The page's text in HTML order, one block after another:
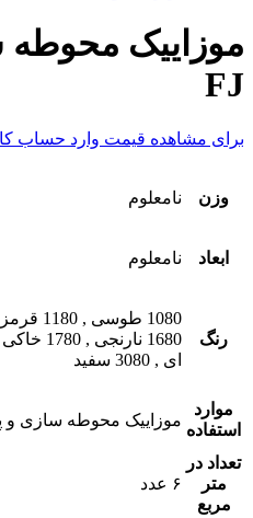
موزاییک محوطه
FJ
برای مشاهده قیمت وارد حساب
وزن نامعلوم
ابعاد نامعلوم
رنگ
1080 طوسی , 1180 قرمز
1680 نارنجی
, 1780 خاکی
ای , 3080 سفید
موارد
استفاده
موزاییک محوطه سازی و
تعداد در
متر
مربع
۶ عدد